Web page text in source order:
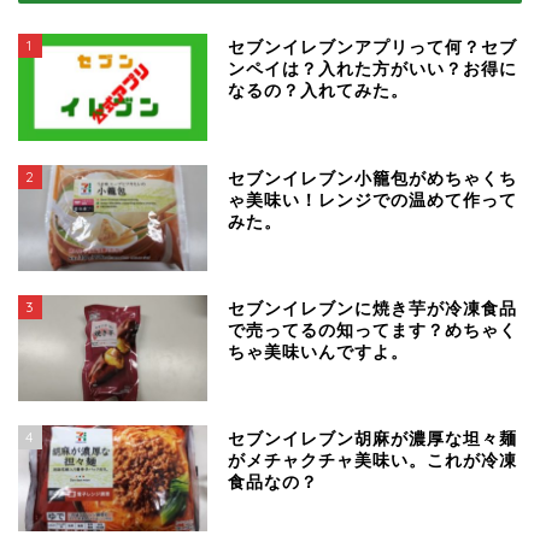
1
セブンイレブンアプリって何？セブ
ンペイは？入れた方がいい？お得に
なるの？入れてみた。
2
セブンイレブン小籠包がめちゃくち
ゃ美味い！レンジでの温めて作って
みた。
3
セブンイレブンに焼き芋が冷凍食品
で売ってるの知ってます？めちゃく
ちゃ美味いんですよ。
4
セブンイレブン胡麻が濃厚な坦々麺
がメチャクチャ美味い。これが冷凍
食品なの？